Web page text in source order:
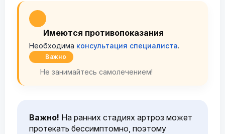
Имеются противопоказания
Необходима консультация специалиста.
Важно
Не занимайтесь самолечением!
Важно! На ранних стадиях артроз может
протекать бессимптомно, поэтому